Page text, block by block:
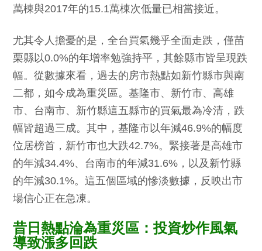
萬棟與2017年的15.1萬棟次低量已相當接近。
尤其令人擔憂的是，全台買氣幾乎全面走跌，僅苗
栗縣以0.0%的年增率勉強持平，其餘縣市皆呈現跌
幅。從數據來看，過去的房市熱點如新竹縣市與南
二都，如今成為重災區。基隆市、新竹市、高雄
市、台南市、新竹縣這五縣市的買氣最為冷清，跌
幅皆超過三成。其中，基隆市以年減46.9%的幅度
位居榜首，新竹市也大跌42.7%。緊接著是高雄市
的年減34.4%、台南市的年減31.6%，以及新竹縣
的年減30.1%。這五個區域的慘淡數據，反映出市
場信心正在急凍。
昔日熱點淪為重災區：投資炒作風氣
導致漲多回跌